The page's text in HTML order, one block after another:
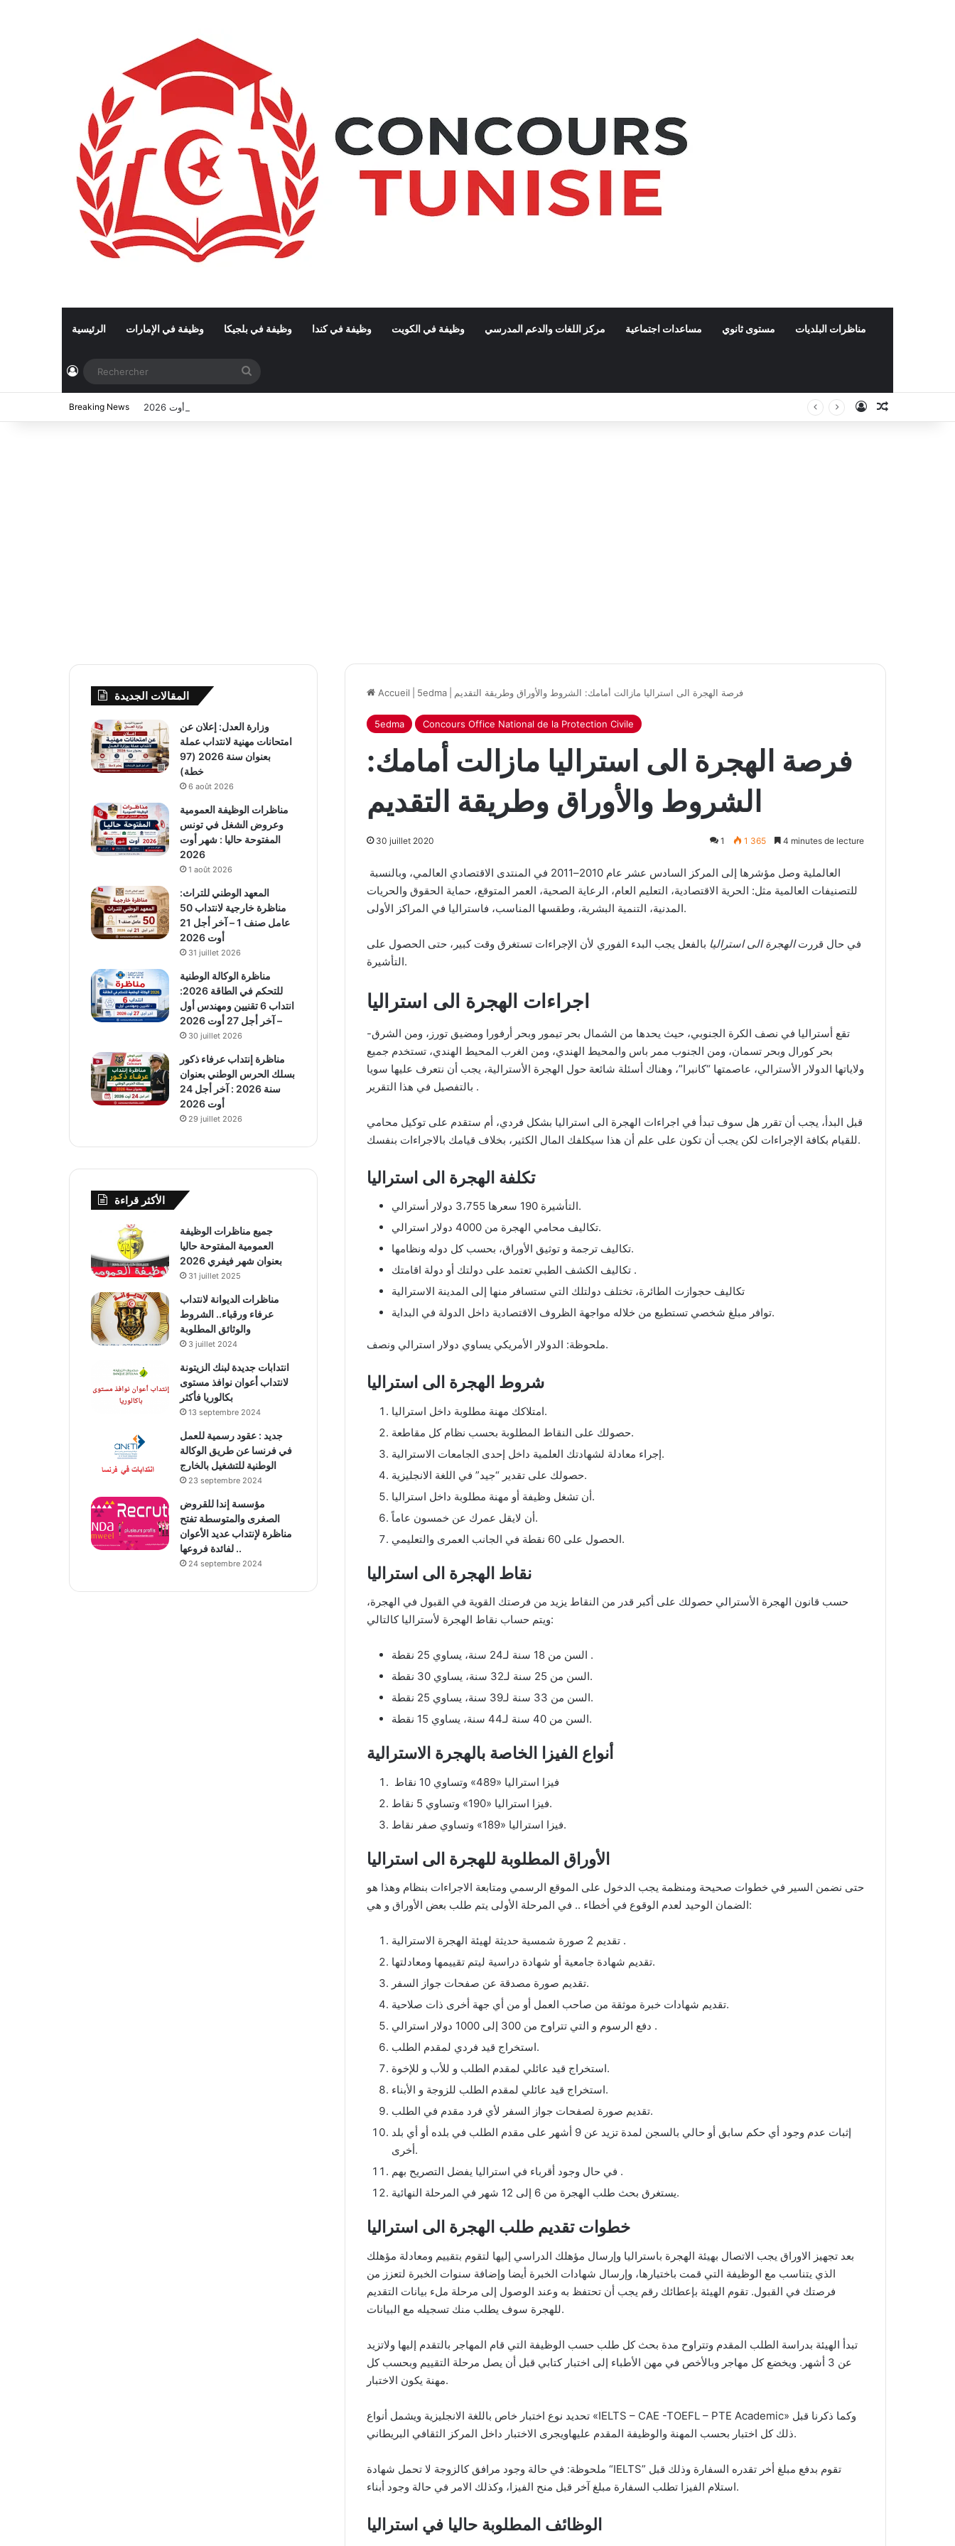
الرئيسية وظيفة في الإمارات وظيفة في بلجيكا وظيفة في كندا وظيفة في الكويت مركز اللغات والدعم المدرسي مساعدات اجتماعية مستوى ثانوي مناظرات البلديات
Connexion
Breaking News مناظرات الوظيفة العمومية وعروض الشغل في تونس المفتوحة حاليا : شهر أوت 2026 Connexion
Article
Accueil 5edma فرصة الهجرة الى استراليا مازالت أمامك: الشروط والأوراق وطريقة التقديم
5edma Concours Office National de la Protection Civile
فرصة الهجرة الى استراليا مازالت أمامك:
الشروط والأوراق وطريقة التقديم
30 juillet 2020 1 1 365 4 minutes de lecture
للتصنيفات العالمية مثل: الحرية الاقتصادية، التعليم العام، الرعاية الصحية، العمر المتوقع، حماية الحقوق والحريات
المدنية، التنمية البشرية، وطقسها المناسب، فاستراليا في المراكز الأولى.
في حال قررتالهجرة الى استراليا بالفعل يجب البدء الفوري لأن الإجراءات تستغرق وقت كبير، حتى الحصول على
التأشيرة.
اجراءات الهجرة الى استراليا
-تقع أستراليا في نصف الكرة الجنوبي، حيث يحدها من الشمال بحر تيمور وبحر أرفورا ومضيق تورز، ومن الشرق
بحر كورال وبحر تسمان، ومن الجنوب ممر باس والمحيط الهندي، ومن الغرب المحيط الهندي، تستخدم جميع
ولاياتها الدولار الأسترالي، عاصمتها “كانبرا”، وهناك أسئلة شائعة حول الهجرة الأسترالية، يجب أن نتعرف عليها سويا
بالتفصيل في هذا التقرير .
قبل البدأ، يجب أن تقرر هل سوف تبدأ في اجراءات الهجرة الى استراليا بشكل فردي، أم ستقدم على توكيل محامي
للقيام بكافة الإجراءات لكن يجب أن تكون على علم أن هذا سيكلفك المال الكثير، بخلاف قيامك بالاجراءات بنفسك.
تكلفة الهجرة الى استراليا
التأشيرة 190 سعرها 3،755 دولار أسترالي.
تكاليف محامي الهجرة من 4000 دولار استرالي.
تكاليف ترجمة و توثيق الأوراق، بحسب كل دوله ونظامها.
تكاليف الكشف الطبي تعتمد على دولتك أو دولة اقامتك .
تكاليف حجوازت الطائرة، تختلف دولتلك التي ستسافر منها إلى المدينة الاسترالية
توافر مبلغ شخصي تستطيع من خلاله مواجهة الظروف الاقتصادية داخل الدولة في البداية.
ملحوظة: الدولار الأمريكي يساوي دولار استرالي ونصف.
شروط الهجرة الى استراليا
امتلاكك مهنة مطلوبة داخل استراليا.
حصولك على النقاط المطلوبة بحسب نظام كل مقاطعة.
إجراء معادلة لشهادتك العلمية داخل إحدى الجامعات الاسترالية.
حصولك على تقدير “جيد” في اللغة الانجليزية.
أن تشغل وظيفة أو مهنة مطلوبة داخل استراليا.
أن لايقل عمرك عن خمسون عاماً.
الحصول على 60 نقطة في الجانب العمرى والتعليمي.
نقاط الهجرة الى استراليا
حسب قانون الهجرة الأسترالي حصولك على أكبر قدر من النقاط يزيد من فرصتك القوية في القبول في الهجرة،
ويتم حساب نقاط الهجرة لأستراليا كالتالي:
السن من 18 سنة لـ24 سنة، يساوي 25 نقطة .
السن من 25 سنة لـ32 سنة، يساوي 30 نقطة.
السن من 33 سنة لـ39 سنة، يساوي 25 نقطة.
السن من 40 سنة لـ44 سنة، يساوي 15 نقطة.
أنواع الفيزا الخاصة بالهجرة الاسترالية
فيزا استراليا «489» وتساوي 10 نقاط
فيزا استراليا «190» وتساوي 5 نقاط.
فيزا استراليا «189» وتساوي صفر نقاط.
الأوراق المطلوبة للهجرة الى استراليا
حتى نضمن السير في خطوات صحيحة ومنظمة يجب الدخول على الموقع الرسمي ومتابعة الاجراءات بنظام وهذا هو
الضمان الوحيد لعدم الوقوع في أخطاء .. في المرحلة الأولى يتم طلب بعض الأوراق و هي:
تقديم 2 صورة شمسية حديثة لهيئة الهجرة الاسترالية .
تقديم شهادة جامعية أو شهادة دراسية ليتم تقييمها ومعادلتها.
تقديم صورة مصدقة عن صفحات جواز السفر.
تقديم شهادات خبرة موثقة من صاحب العمل أو من أي جهة أخرى ذات صلاحية.
دفع الرسوم و التي تتراوح من 300 إلى 1000 دولار استرالي .
استخراج قيد فردي لمقدم الطلب.
استخراج قيد عائلي لمقدم الطلب و للأب و للإخوة.
استخراج قيد عائلي لمقدم الطلب للزوجة و الأبناء.
تقديم صورة لصفحات جواز السفر لأي فرد مقدم في الطلب.
إثبات عدم وجود أي حكم سابق أو حالي بالسجن لمدة تزيد عن 9 أشهر على مقدم الطلب في بلده أو أي بلد
أخرى.
في حال وجود أقرباء في استراليا يفضل التصريح بهم .
يستغرق بحث طلب الهجرة من 6 إلى 12 شهر في المرحلة النهائية.
خطوات تقديم طلب الهجرة الى استراليا
بعد تجهيز الاوراق يجب الاتصال بهيئة الهجرة باستراليا وإرسال مؤهلك الدراسي إليها لتقوم بتقييم ومعادلة مؤهلك
الذي يتناسب مع الوظيفة التي قمت باختيارها، وإرسال شهادات الخبرة أيضا وإضافة سنوات الخبرة لتعزز من
فرصتك في القبول. تقوم الهيئة بإعطائك رقم يجب أن تحتفظ به وعند الوصول إلى مرحلة ملء بيانات التقديم
للهجرة سوف يطلب منك تسجيله مع البيانات.
تبدأ الهيئة بدراسة الطلب المقدم وتتراوح مدة بحث كل طلب حسب الوظيفة التي قام المهاجر بالتقدم إليها ولاتزيد
عن 3 أشهر. ويخضع كل مهاجر وبالأخص في مهن الأطباء إلى اختبار كتابي قبل أن يصل مرحلة التقييم وبحسب كل
مهنة يكون الاختبار.
تحديد نوع اختبار خاص باللغة الانجليزية ويشمل أنواع «IELTS – CAE -TOEFL – PTE Academic» وكما ذكرنا قبل
ذلك كل اختبار بحسب المهنة والوظيفة المقدم عليهاويجرى الاختبار داخل المركز الثقافي البريطاني.
ملحوظة: في حالة وجود مرافق كالزوجة لا تحمل شهادة “IELTS” تقوم بدفع مبلغ أخر تقدره السفارة وذلك قبل
استلام الفيزا تطلب السفارة مبلغ آخر قبل منح الفيزا، وكذلك الامر في حالة وجود أبناء.
الوظائف المطلوبة حاليا في استراليا
المقالات الجديدة
وزارة العدل: إعلان عن
امتحانات مهنية لانتداب عملة
بعنوان سنة 2026 (97
خطة)
6 août 2026
مناظرات الوظيفة العمومية
وعروض الشغل في تونس
المفتوحة حاليا : شهر أوت
2026
1 août 2026
المعهد الوطني للتراث:
مناظرة خارجية لانتداب 50
عامل صنف 1 – آخر أجل 21
أوت 2026
31 juillet 2026
مناظرة الوكالة الوطنية
للتحكم في الطاقة 2026:
انتداب 6 تقنيين ومهندس أول
– آخر أجل 27 أوت 2026
30 juillet 2026
مناظرة إنتداب عرفاء ذكور
بسلك الحرس الوطني بعنوان
سنة 2026 : آخر أجل 24
أوت 2026
29 juillet 2026
الأكثر قراءة
جميع مناظرات الوظيفة
العمومية المفتوحة حاليا
بعنوان شهر فيفري 2026
31 juillet 2025
مناظرات الديوانة لانتداب
عرفاء ورقباء.. الشروط
والوثائق المطلوبة
3 juillet 2024
انتدابات جديدة لبنك الزيتونة
لانتداب أعوان نوافذ مستوى
بكالوريا فأكثر
13 septembre 2024
جديد : عقود رسمية للعمل
في فرنسا عن طريق الوكالة
الوطنية للتشغيل بالخارج
23 septembre 2024
مؤسسة إندا للقروض
الصغرى والمتوسطة تفتح
مناظرة لإنتداب عديد الأعوان
لفائدة فروعها ..
24 septembre 2024